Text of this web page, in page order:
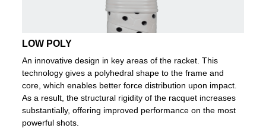
LOW POLY
An innovative design in key areas of the racket. This
technology gives a polyhedral shape to the frame and
core, which enables better force distribution upon impact.
As a result, the structural rigidity of the racquet increases
substantially, offering improved performance on the most
powerful shots.